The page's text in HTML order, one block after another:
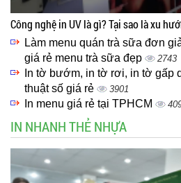
Công nghệ in UV là gì? Tại sao là xu
Làm menu quán trà sữa đơn
giá rẻ menu trà sữa đẹp
2743
In tờ bướm, in tờ rơi, in tờ gấp
thuật số giá rẻ
3901
In menu giá rẻ tại TPHCM
IN NHANH THẺ NHỰA